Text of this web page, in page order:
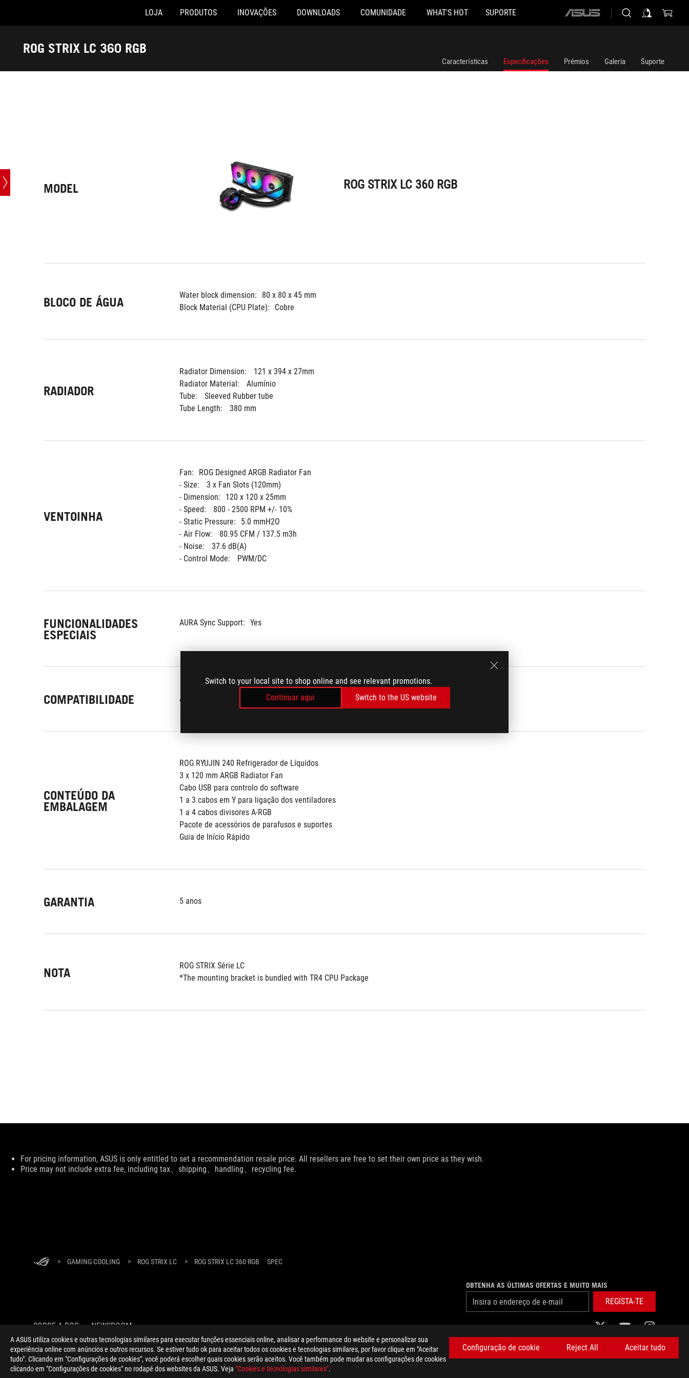
A ASUS utiliza cookies e outras tecnologias similares para executar funções essenciais online, analisar a performance do website e personalizar sua
experiência online com anúncios e outros recursos. Se estiver tudo ok para aceitar todos os cookies e tecnologias similares, por favor clique em "Aceitar
tudo". Clicando em "Configurações de cookies", você poderá escolher quais cookies serão aceitos. Você também pode mudar as configurações de cookies
clicando em "Configurações de cookies" no rodapé dos websites da ASUS. Veja "Cookies e tecnologias similares".
Configuração de cookie Reject All Aceitar tudo
Switch to your local site to shop online and see relevant promotions.
Continuar aqui
Switch to the US website
Accessibility links
LOJA PRODUTOS INOVAÇÕES DOWNLOADS COMUNIDADE WHAT'S HOT SUPORTE
ASUS
ROG STRIX LC 360 RGB
Especificações
Características Especificações Prémios Galeria Suporte
MODEL ROG STRIX LC 360 RGB
BLOCO DE ÁGUA Water block dimension:
80 x 80 x 45 mm
Block Material (CPU Plate):
Cobre
RADIADOR
Radiator Dimension:
121 x 394 x 27mm
Radiator Material:
Alumínio
Tube:
Sleeved Rubber tube
Tube Length:
380 mm
VENTOINHA
Fan:
ROG Designed ARGB Radiator Fan
- Size:
3 x Fan Slots (120mm)
- Dimension:
120 x 120 x 25mm
- Speed:
800 - 2500 RPM +/- 10%
- Static Pressure:
5.0 mmH2O
- Air Flow:
80.95 CFM / 137.5 m3h
- Noise:
37.6 dB(A)
- Control Mode:
PWM/DC
FUNCIONALIDADES
ESPECIAIS
AURA Sync Support: Yes
COMPATIBILIDADE AMD: AM5, AM4, TR4*
CONTEÚDO DA
EMBALAGEM
ROG RYUJIN 240 Refrigerador de Líquidos
3 x 120 mm ARGB Radiator Fan
Cabo USB para controlo do software
1 a 3 cabos em Y para ligação dos ventiladores
1 a 4 cabos divisores A-RGB
Pacote de acessórios de parafusos e suportes
Guia de Início Rápido
GARANTIA 5 anos
NOTA
ROG STRIX Série LC
*The mounting bracket is bundled with TR4 CPU Package
ROG STRIX LC 360 RGB
Disclaimer
For pricing information, ASUS is only entitled to set a recommendation resale price. All resellers are free to set their own price as they wish.
Price may not include extra fee, including tax、shipping、handling、recycling fee.
> GAMING COOLING > ROG STRIX LC > ROG STRIX LC 360 RGB SPEC
OBTENHA AS ÚLTIMAS OFERTAS E MUITO MAIS
REGISTA-TE
SOBRE A ROG NEWSROOM
Portugal/Português POLÍTICA DE PRIVACIDADE